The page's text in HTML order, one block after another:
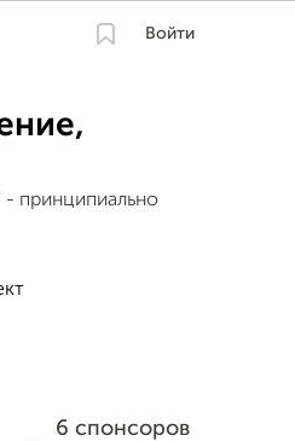
Войти
- принципиально
6 спонсоров